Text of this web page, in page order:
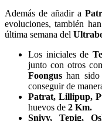
Además de añadir a
evoluciones, también
última semana del
Los iniciales de
junto con otros
Foongus han
conseguir de
Patrat, Lillipup,
huevos de 2 Km.
Snivy, Tepig,